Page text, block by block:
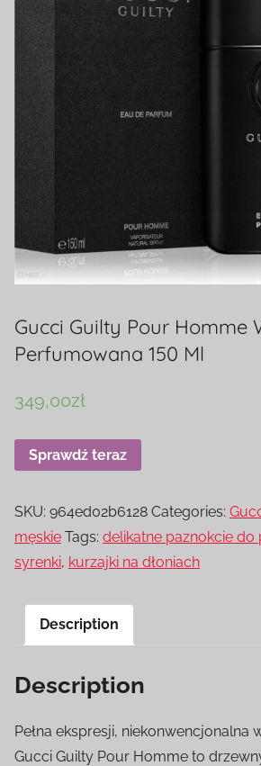
Gucci Guilty Pour Homme
Perfumowana 150 Ml
349,00zł
Sprawdź teraz
SKU: 964ed02b6128 Categories:
męskie Tags: delikatne paznokcie do
syrenki, kurzajki na dłoniach
Description
Description
Pełna ekspresji, niekonwencjonalna
Gucci Guilty Pour Homme to